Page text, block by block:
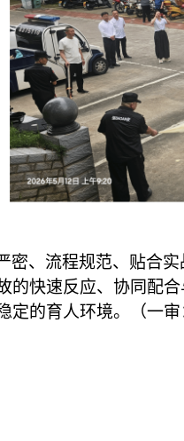
密、流程规范、贴合
的快速反应、协同配
定的育人环境。（一